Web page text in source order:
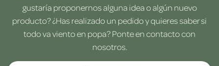
gustaría proponernos alguna idea o algún nuevo
producto? ¿Has realizado un pedido y quieres saber si
todo va viento en popa? Ponte en contacto con
nosotros.